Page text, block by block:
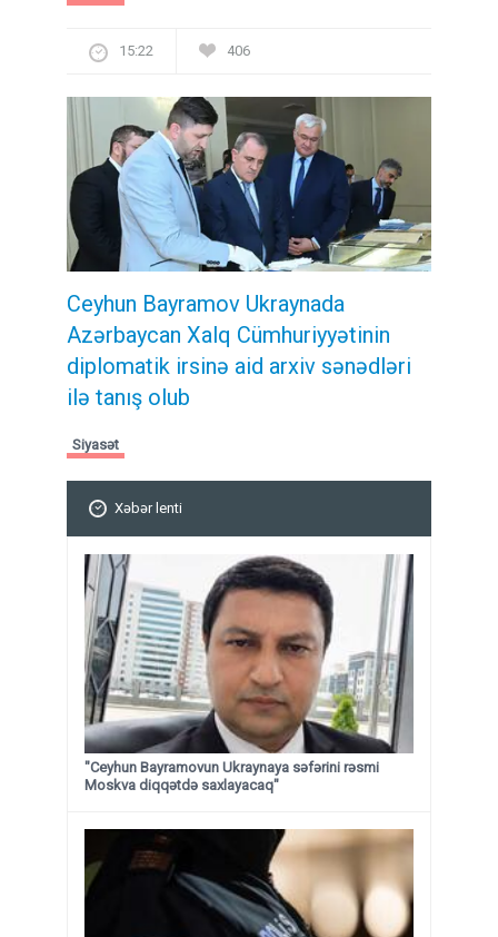
15:22 406
Ceyhun Bayramov Ukraynada
Azərbaycan Xalq Cümhuriyyətinin
diplomatik irsinə aid arxiv sənədləri
ilə tanış olub
Siyasət
Xəbər lenti
"Ceyhun Bayramovun Ukraynaya səfərini rəsmi
Moskva diqqətdə saxlayacaq"